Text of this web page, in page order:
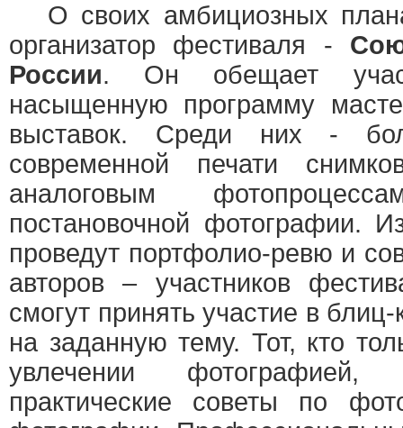
О своих амбициозных
организатор фестиваля -
России. Он обещает
насыщенную программу
выставок. Среди них -
современной печати
аналоговым
постановочной фотографии.
проведут портфолио-ревю и
авторов – участников
смогут принять участие в
на заданную тему. Тот, кто
увлечении фотографией,
практические советы по